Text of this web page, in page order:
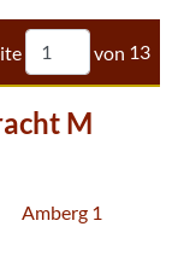
von 13
M
Amberg 1